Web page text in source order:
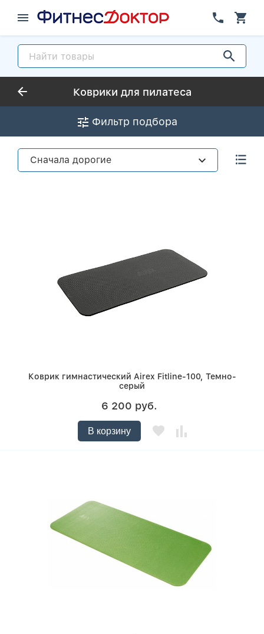
Коврики для пилатеса
Фильтр подбора
Сначала дорогие
Коврик гимнастический Airex Fitline-100, Темно-
серый
6 200 руб.
В корзину